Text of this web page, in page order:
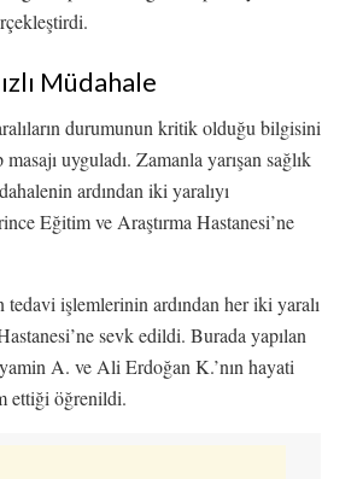
Müdahale
durumunun kritik olduğu bilgisini
uyguladı. Zamanla yarışan sağlık
ardından iki yaralıyı
Eğitim ve Araştırma Hastanesi’ne
tedavi işlemlerinin ardından her iki yaralı
sevk edildi. Burada yapılan
A. ve Ali Erdoğan K.’nın hayati
ettiği öğrenildi.